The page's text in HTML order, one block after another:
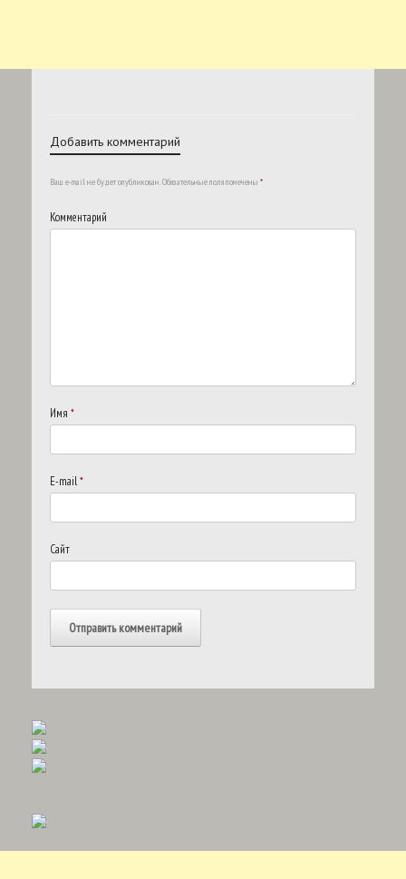
Добавить комментарий
Ваш e-mail не будет опубликован. Обязательные поля помечены *
Комментарий
Имя *
E-mail*
Сайт